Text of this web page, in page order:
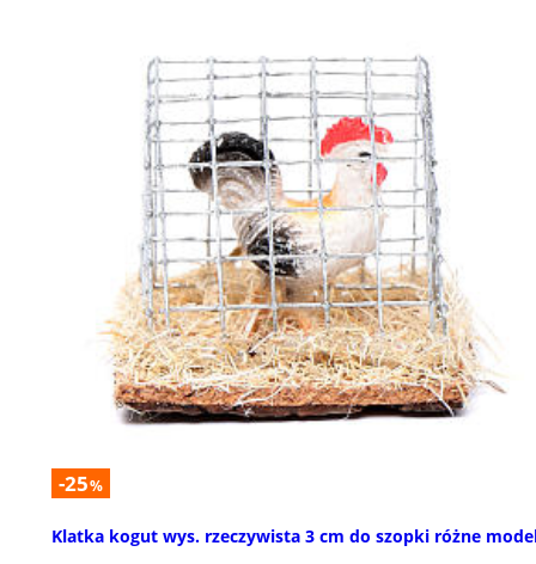
-25%
Klatka kogut wys. rzeczywista 3 cm do szopki różne